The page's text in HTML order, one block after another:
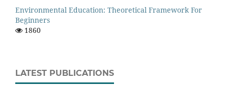
Environmental Education: Theoretical Framework For
Beginners
1860
LATEST PUBLICATIONS